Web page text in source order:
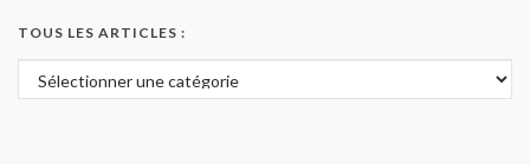
TOUS LES ARTICLES :
Tous les articles :